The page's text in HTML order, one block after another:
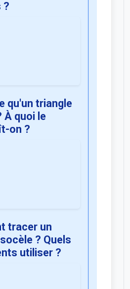
?
qu'un triangle
À quoi le
on ?
tracer un
? Quels
utiliser ?